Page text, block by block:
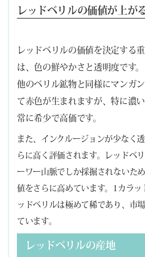
レッドベリルの価値が上が
レッドベリルの価値を決定する
は、色の鮮やかさと透明度です。
他のベリル鉱物と同様にマンガ
て赤色が生まれますが、特に濃
常に希少で高価です。
また、インクルージョンが少なく
らに高く評価されます。レッドベ
ーワー山脈でしか採掘されないた
値をさらに高めています。1カラッ
ッドベリルは極めて稀であり、市
ています。
レッドベリルの産地